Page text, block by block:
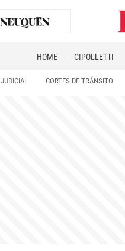
HOME CIPOLLETTI
CORTES DE TRÁNSITO